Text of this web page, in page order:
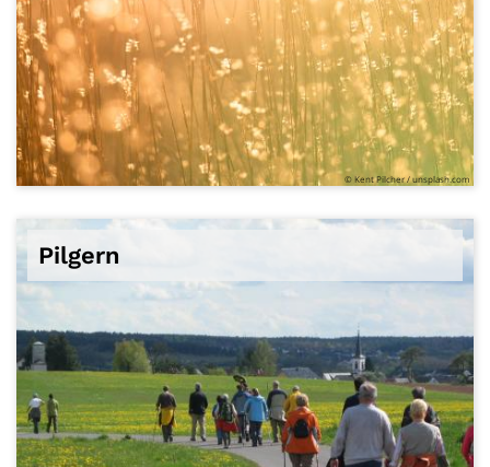
© Kent Pilcher / unsplash.com
Pilgern